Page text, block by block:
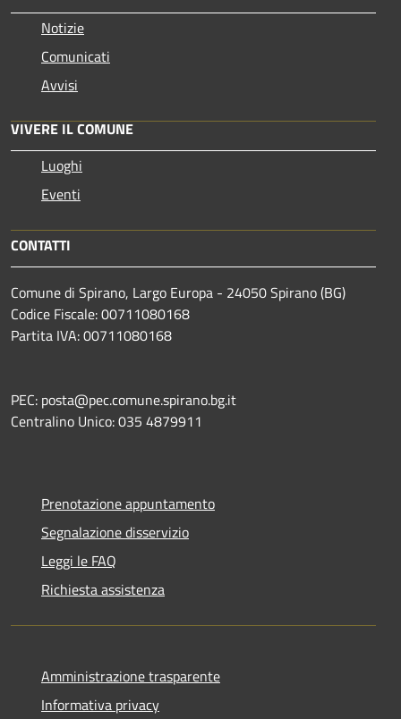
Notizie
Comunicati
Avvisi
VIVERE IL COMUNE
Luoghi
Eventi
CONTATTI
Comune di Spirano, Largo Europa - 24050 Spirano (BG)
Codice Fiscale: 00711080168
Partita IVA: 00711080168
PEC: posta@pec.comune.spirano.bg.it
Centralino Unico: 035 4879911
Prenotazione appuntamento
Segnalazione disservizio
Leggi le FAQ
Richiesta assistenza
Amministrazione trasparente
Informativa privacy